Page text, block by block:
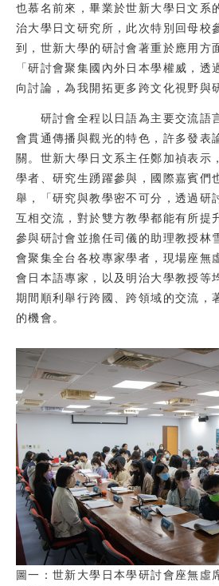
也慕名前來，畢業於世新大學日文系
治大學日文研究所，此次特別回母校
到，世新大學的研討會著重於應用方
「研討會聚集國內外日本學權威，透
向討論，為我開拓更多跨文化視野與
研討會全程以日語為主要交流語
會貫通傳播與觀光的特色，許多發表
關。世新大學日文系主任鄭加禎表示
學者、研究生踴躍參與，國際嘉賓們
舉，「研究與教學密不可分，透過研
互相交流，對於雙方教學都能有所提
參與研討會並擔任司儀的助理教授林
會聚集全台各校專家學者，現場座無
會日本語專家，以及明治大學教授等
期間順利舉行跨國、跨領域的交流，
的機會。
圖一：世新大學日本學研討會座無虛